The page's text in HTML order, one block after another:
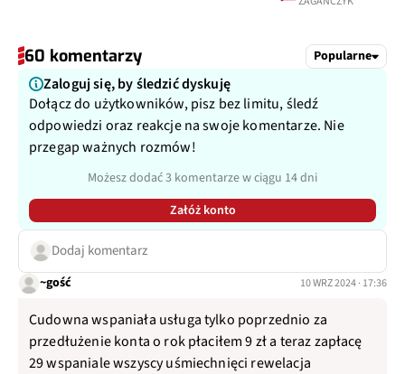
60 komentarzy Popularne
Zaloguj się, by śledzić dyskuję
Dołącz do użytkowników, pisz bez limitu, śledź
odpowiedzi oraz reakcje na swoje komentarze. Nie
przegap ważnych rozmów!
Możesz dodać 3 komentarze w ciągu 14 dni
Załóż konto
Dodaj komentarz
~gość 10 WRZ 2024 · 17:36
Cudowna wspaniała usługa tylko poprzednio za
przedłużenie konta o rok płaciłem 9 zł a teraz zapłacę
29 wspaniale wszyscy uśmiechnięci rewelacja